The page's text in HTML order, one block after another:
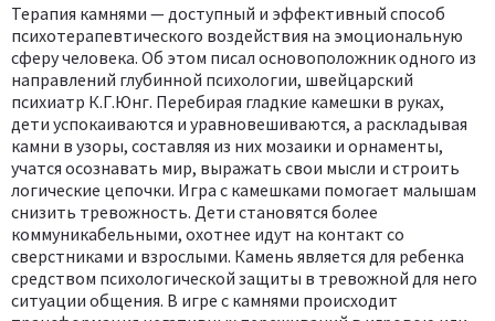
Терапия камнями — доступный и эффективный способ
психотерапевтического воздействия на эмоциональную
сферу человека. Об этом писал основоположник одного из
направлений глубинной психологии, швейцарский
психиатр К.Г.Юнг. Перебирая гладкие камешки в руках,
дети успокаиваются и уравновешиваются, а раскладывая
камни в узоры, составляя из них мозаики и орнаменты,
учатся осознавать мир, выражать свои мысли и строить
логические цепочки. Игра с камешками помогает малышам
снизить тревожность. Дети становятся более
коммуникабельными, охотнее идут на контакт со
сверстниками и взрослыми. Камень является для ребенка
средством психологической защиты в тревожной для него
ситуации общения. В игре с камнями происходит